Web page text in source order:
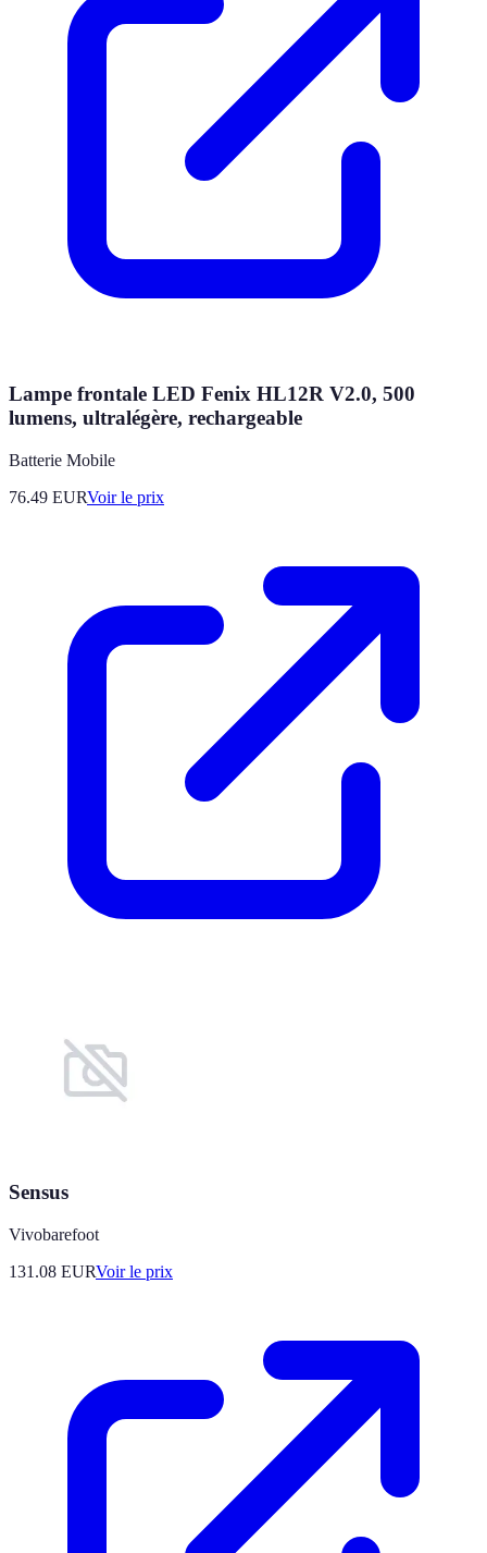
Lampe frontale LED Fenix HL12R V2.0, 500
lumens, ultralégère, rechargeable
Batterie Mobile
76.49 EURVoir le prix
Sensus
Vivobarefoot
131.08 EURVoir le prix